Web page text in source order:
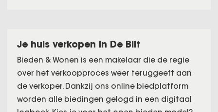
Je huis verkopen in De Bilt
Bieden & Wonen is een makelaar die de regie
over het verkoopproces weer teruggeeft aan
de verkoper. Dankzij ons online biedplatform
worden alle biedingen gelogd in een digitaal